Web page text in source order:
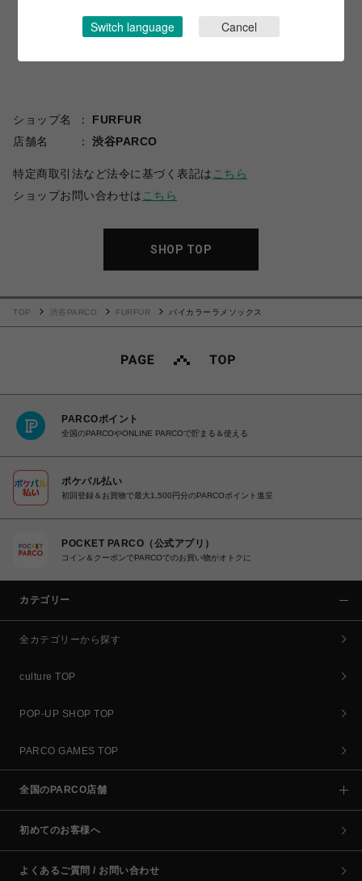
ショップ名
FURFUR
店舗名
渋谷PARCO
特定商取引法など法令に基づく表記は こちら
ショップお問い合わせは こちら
SHOP TOP
TOP 渋谷PARCO FURFUR バイカラーラメソックス
PARCOポイント
全国のPARCOやONLINE PARCOで貯まる＆使える
ポケパル払い
初回登録＆お買物で最大1,500円分のPARCOポイント進呈
POCKET PARCO（公式アプリ）
コイン＆クーポンでPARCOでのお買い物がオトクに
カテゴリー
全カテゴリーから探す
culture TOP
POP-UP SHOP TOP
PARCO GAMES TOP
全国のPARCO店舗
初めてのお客様へ
よくあるご質問 / お問い合わせ
Switch language Cancel